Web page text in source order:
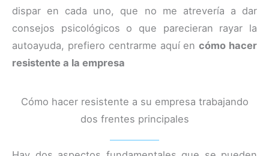
dispar en cada uno, que no me atrevería a dar
consejos psicológicos o que parecieran rayar la
autoayuda, prefiero centrarme aquí encómo hacer
resistente a la empresa
Cómo hacer resistente a su empresa trabajando
dos frentes principales